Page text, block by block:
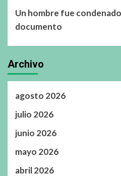
Un hombre fue
documento
Archivo
agosto 2026
julio 2026
junio 2026
mayo 2026
abril 2026